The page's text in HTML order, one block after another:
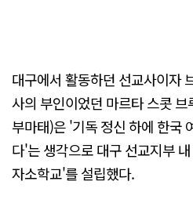
대구에서 활동하던 선교사이자
사의 부인이었던 마르타 스콧
부마태)은 '기독 정신 하에 한국
다'는 생각으로 대구 선교지부
자소학교'를 설립했다.